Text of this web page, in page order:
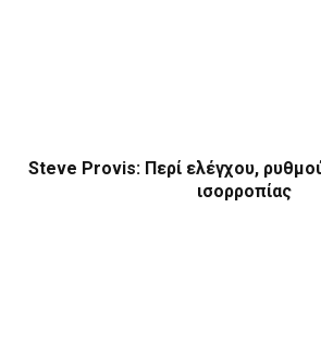
Steve Provis: Περί ελέγχου,
ισορροπίας